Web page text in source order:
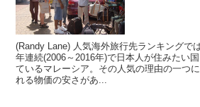
(Randy Lane) 人気海外旅行先ランキングで
年連続(2006～2016年)で日本人が住みたい
ているマレーシア。その人気の理由の一つ
れる物価の安さがあ...